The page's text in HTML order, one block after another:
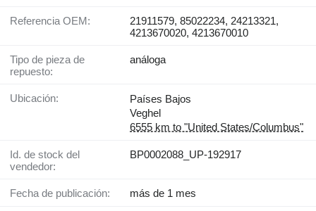
Referencia OEM:
21911579, 85022234, 24213321,
4213670020, 4213670010
Tipo de pieza de
repuesto:
análoga
Ubicación:
Países Bajos
Veghel
6555 km to "United States/Columbus"
Id. de stock del
vendedor:
BP0002088_UP-192917
Fecha de publicación: más de 1 mes